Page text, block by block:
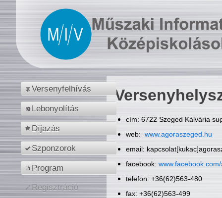
Versenyfelhívás
Lebonyolítás
Díjazás
Szponzorok
Program
Regisztráció
cím: 6722 Szeged Kálvária
web: www.agoraszeged.hu
email:
facebook:
telefon: +36(62)563-480
fax: +36(62)563-499